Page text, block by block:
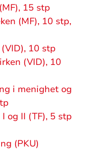
15 stp
(MF), 10 stp,
10 stp
(VID), 10
i menighet og
og II (TF), 5 stp
(PKU)